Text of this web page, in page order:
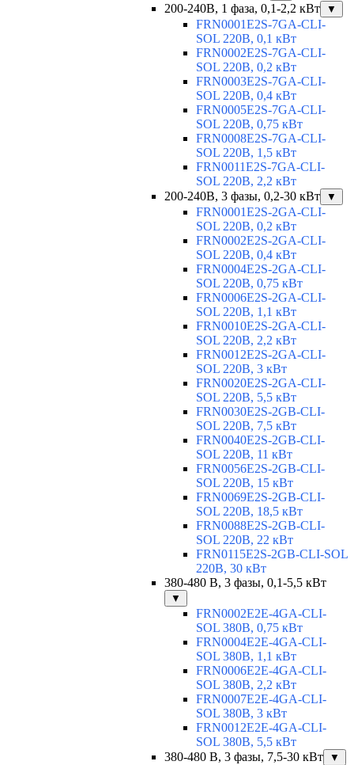
200-240В, 1 фаза, 0,1-2,2 кВт ▼
FRN0001E2S-7GA-CLI-
SOL 220В, 0,1 кВт
FRN0002E2S-7GA-CLI-
SOL 220В, 0,2 кВт
FRN0003E2S-7GA-CLI-
SOL 220В, 0,4 кВт
FRN0005E2S-7GA-CLI-
SOL 220В, 0,75 кВт
FRN0008E2S-7GA-CLI-
SOL 220В, 1,5 кВт
FRN0011E2S-7GA-CLI-
SOL 220В, 2,2 кВт
200-240В, 3 фазы, 0,2-30 кВт
▼
FRN0001E2S-2GA-CLI-
SOL 220В, 0,2 кВт
FRN0002E2S-2GA-CLI-
SOL 220В, 0,4 кВт
FRN0004E2S-2GA-CLI-
SOL 220В, 0,75 кВт
FRN0006E2S-2GA-CLI-
SOL 220В, 1,1 кВт
FRN0010E2S-2GA-CLI-
SOL 220В, 2,2 кВт
FRN0012E2S-2GA-CLI-
SOL 220В, 3 кВт
FRN0020E2S-2GA-CLI-
SOL 220В, 5,5 кВт
FRN0030E2S-2GB-CLI-
SOL 220В, 7,5 кВт
FRN0040E2S-2GB-CLI-
SOL 220В, 11 кВт
FRN0056E2S-2GB-CLI-
SOL 220В, 15 кВт
FRN0069E2S-2GB-CLI-
SOL 220В, 18,5 кВт
FRN0088E2S-2GB-CLI-
SOL 220В, 22 кВт
FRN0115E2S-2GB-CLI-SOL
220В, 30 кВт
380-480 В, 3 фазы, 0,1-5,5 кВт
▼
FRN0002E2E-4GA-CLI-
SOL 380В, 0,75 кВт
FRN0004E2E-4GA-CLI-
SOL 380В, 1,1 кВт
FRN0006E2E-4GA-CLI-
SOL 380В, 2,2 кВт
FRN0007E2E-4GA-CLI-
SOL 380В, 3 кВт
FRN0012E2E-4GA-CLI-
SOL 380В, 5,5 кВт
380-480 В, 3 фазы, 7,5-30 кВт
▼